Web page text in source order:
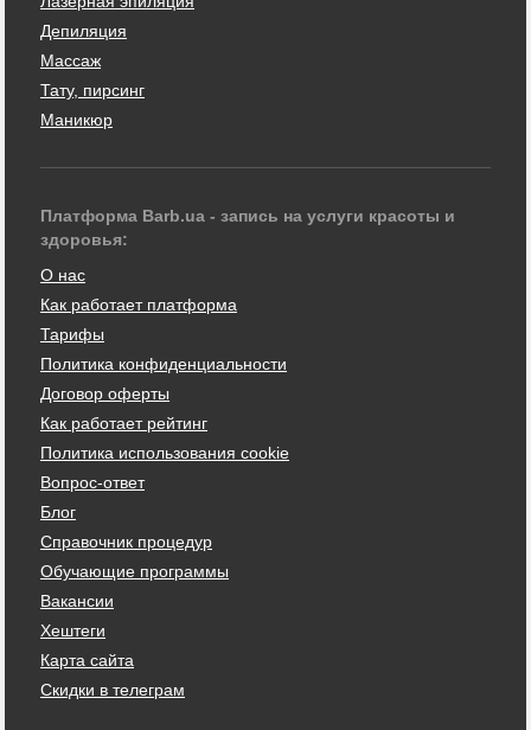
Депиляция
Массаж
Тату, пирсинг
Маникюр
Платформа Barb.ua - запись на услуги красоты и
здоровья:
О нас
Как работает платформа
Тарифы
Политика конфиденциальности
Договор оферты
Как работает рейтинг
Политика использования cookie
Вопрос-ответ
Блог
Справочник процедур
Обучающие программы
Вакансии
Хештеги
Карта сайта
Скидки в телеграм